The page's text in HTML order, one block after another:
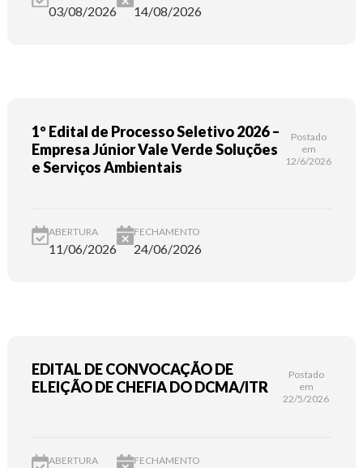
03/08/2026 14/08/2026
1º Edital de Processo Seletivo 2026 –
Empresa Júnior Vale Verde Soluções
e Serviços Ambientais
Postado
em
12/6/2026
ABERTURA
11/06/2026
FECHAMENTO
24/06/2026
EDITAL DE CONVOCAÇÃO DE
ELEIÇÃO DE CHEFIA DO DCMA/ITR
Postado
em
22/5/2026
ABERTURA FECHAMENTO